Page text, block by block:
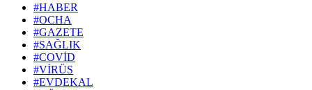
#HABER
#OCHA
#GAZETE
#SAĞLIK
#COVİD
#VİRÜS
#EVDEKAL